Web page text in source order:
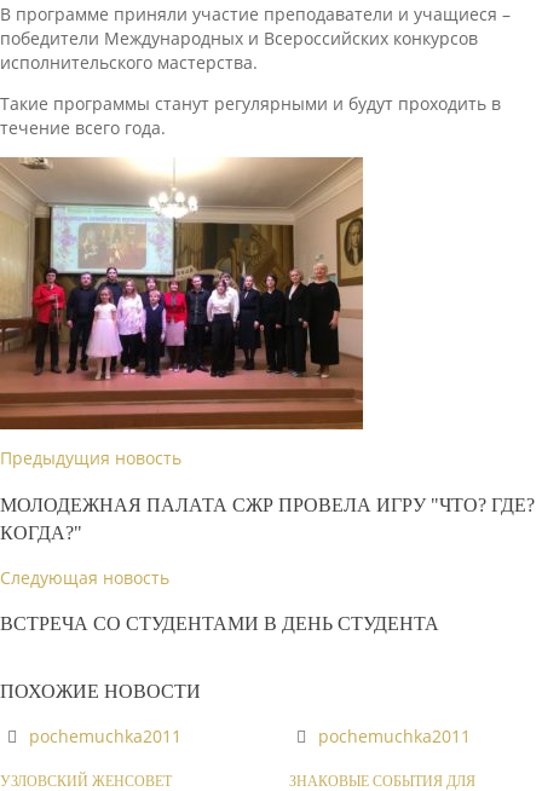
В программе приняли участие преподаватели и учащиеся –
победители Международных и Всероссийских конкурсов
исполнительского мастерства.
Такие программы станут регулярными и будут проходить в
течение всего года.
Предыдущия новость
МОЛОДЕЖНАЯ ПАЛАТА СЖР ПРОВЕЛА ИГРУ "ЧТО? ГДЕ?
КОГДА?"
Следующая новость
ВСТРЕЧА СО СТУДЕНТАМИ В ДЕНЬ СТУДЕНТА
ПОХОЖИЕ НОВОСТИ
pochemuchka2011
УЗЛОВСКИЙ ЖЕНСОВЕТ
pochemuchka2011
ЗНАКОВЫЕ СОБЫТИЯ ДЛЯ